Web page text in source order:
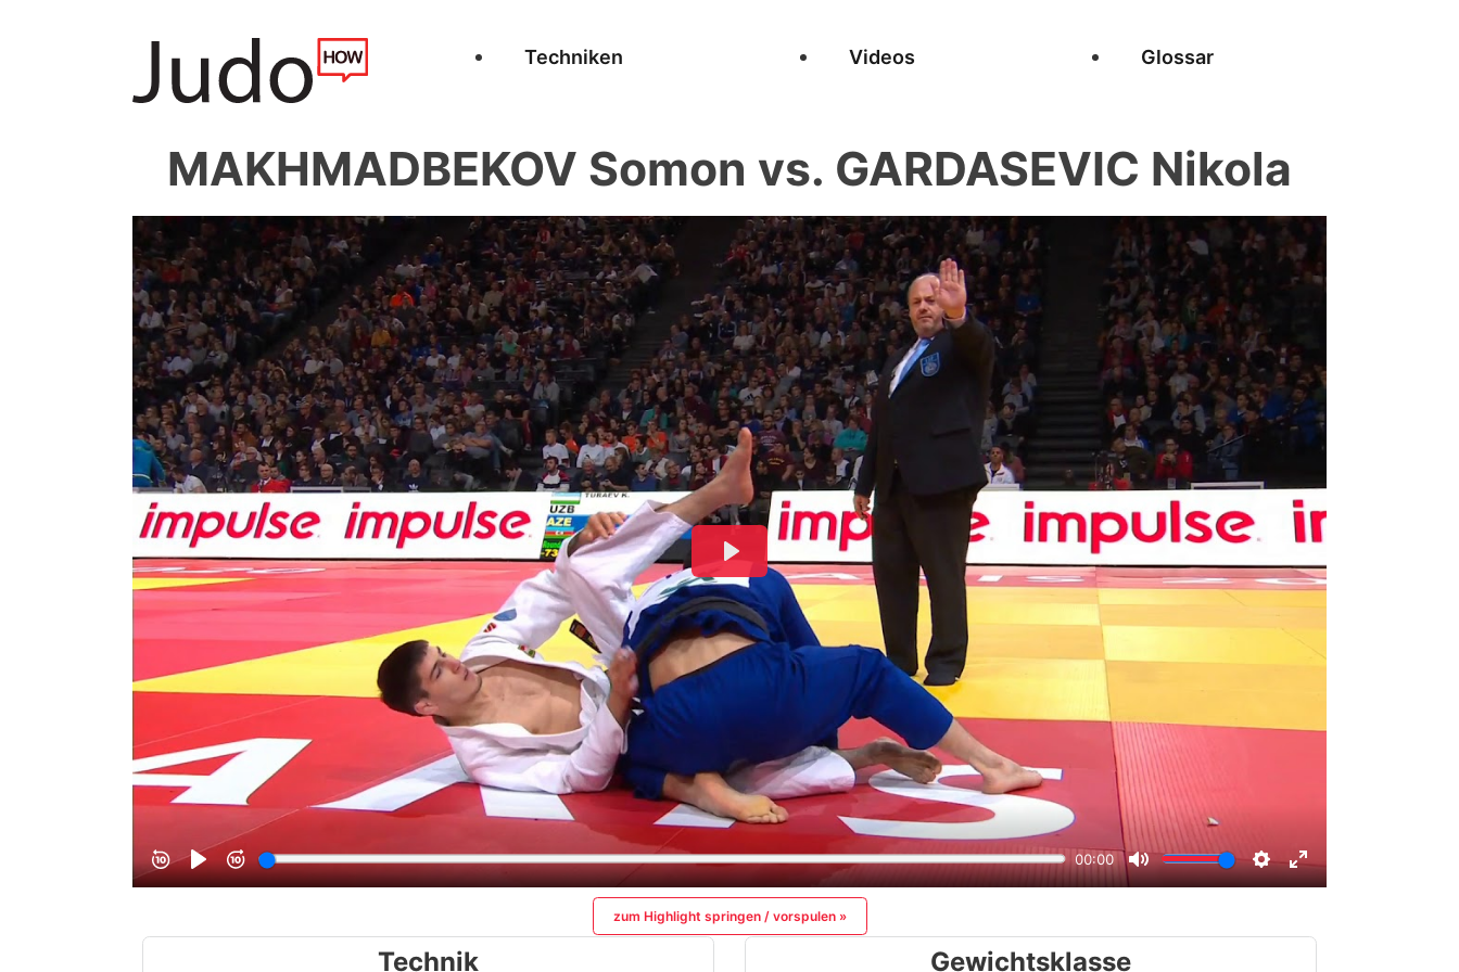
Techniken Videos Glossar
MAKHMADBEKOV Somon vs. GARDASEVIC Nikola
zum Highlight springen / vorspulen »
Technik Gewichtsklasse